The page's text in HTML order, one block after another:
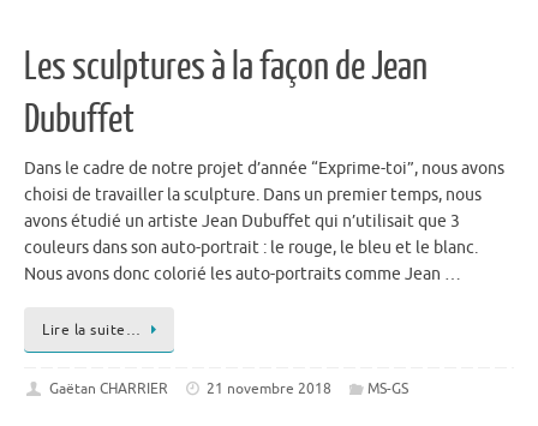
Les sculptures à la façon de Jean
Dubuffet
Dans le cadre de notre projet d’année “Exprime-toi”, nous avons
choisi de travailler la sculpture. Dans un premier temps, nous
avons étudié un artiste Jean Dubuffet qui n’utilisait que 3
couleurs dans son auto-portrait : le rouge, le bleu et le blanc.
Nous avons donc colorié les auto-portraits comme Jean …
Lire la suite…
Gaëtan CHARRIER 21 novembre 2018 MS-GS